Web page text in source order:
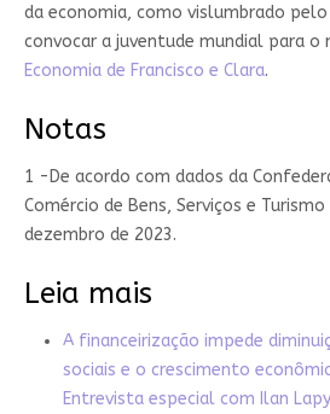
da economia, como vislumbrado pelo
convocar a juventude mundial para o
Economia de Francisco e Clara.
Notas
1 -De acordo com dados da
Comércio de Bens, Serviços e Turismo
dezembro de 2023.
Leia mais
A financeirização impede
sociais e o crescimento
Entrevista especial com Ilan